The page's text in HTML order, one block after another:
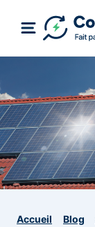
Accueil Blog